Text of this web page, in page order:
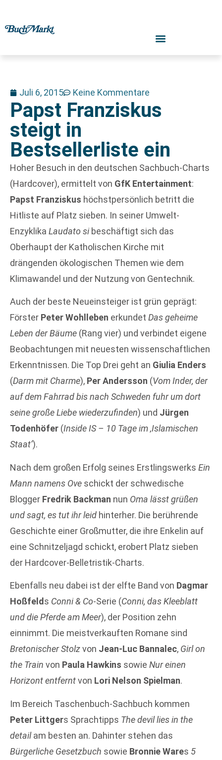
Juli 6, 2015 Keine Kommentare
Papst Franziskus
steigt in
Bestsellerliste ein
Hoher Besuch in den deutschen Sachbuch-Charts
(Hardcover), ermittelt von GfK Entertainment:
Papst Franziskus höchstpersönlich betritt die
Hitliste auf Platz sieben. In seiner Umwelt-
Enzyklika Laudato sibeschäftigt sich das
Oberhaupt der Katholischen Kirche mit
drängenden ökologischen Themen wie dem
Klimawandel und der Nutzung von Gentechnik.
Auch der beste Neueinsteiger ist grün geprägt:
Förster Peter Wohlleben erkundet Das geheime
Leben der Bäume (Rang vier) und verbindet eigene
Beobachtungen mit neuesten wissenschaftlichen
Erkenntnissen. Die Top Drei geht an Giulia Enders
(Darm mit Charme), Per Andersson (Vom Inder, der
auf dem Fahrrad bis nach Schweden fuhr um dort
seine große Liebe wiederzufinden) und Jürgen
Todenhöfer (Inside IS – 10 Tage im ‚Islamischen
Staat‘).
Nach dem großen Erfolg seines Erstlingswerks Ein
Mann namens Ove schickt der schwedische
Blogger Fredrik Backman nun Oma lässt grüßen
und sagt, es tut ihr leid hinterher. Die berührende
Geschichte einer Großmutter, die ihre Enkelin auf
eine Schnitzeljagd schickt, erobert Platz sieben
der Hardcover-Belletristik-Charts.
Ebenfalls neu dabei ist der elfte Band von Dagmar
Hoßfeld s Conni & Co-Serie (Conni, das Kleeblatt
und die Pferde am Meer), der Position zehn
einnimmt. Die meistverkauften Romane sind
Bretonischer Stolzvon Jean-Luc Bannalec, Girl on
the Train von Paula Hawkins sowie Nur einen
Horizont entferntvon Lori Nelson Spielman.
Im Bereich Taschenbuch-Sachbuch kommen
Peter Littgers Sprachtipps The devil lies in the
detailam besten an. Dahinter stehen das
Bürgerliche Gesetzbuch sowie Bronnie Wares 5